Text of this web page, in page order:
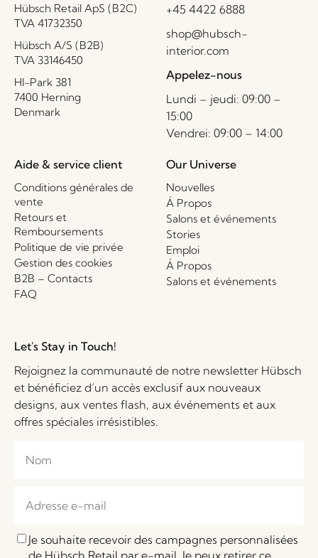
Hübsch Retail ApS (B2C)
TVA 41732350
Hübsch A/S (B2B)
TVA 33146450
HI-Park 381
7400 Herning
Denmark
+45 4422 6888
shop@hubsch-
interior.com
Appelez-nous
Lundi – jeudi: 09:00 –
15:00
Vendrei: 09:00 – 14:00
Aide & service client
Conditions générales de
vente
Retours et
Remboursements
Politique de vie privée
Gestion des cookies
B2B – Contacts
FAQ
Our Universe
Nouvelles
Á Propos
Salons et événements
Stories
Emploi
Á Propos
Salons et événements
Let's Stay in Touch!
Rejoignez la communauté de notre newsletter Hübsch
et bénéficiez d’un accès exclusif aux nouveaux
designs, aux ventes flash, aux événements et aux
offres spéciales irrésistibles.
Je souhaite recevoir des campagnes personnalisées
de Hübsch Retail par e-mail. Je peux retirer ce